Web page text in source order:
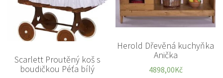
Scarlett Proutěný koš s
boudičkou Péťa bílý
Herold Dřevěná kuchyňka
Anička
4898,00Kč